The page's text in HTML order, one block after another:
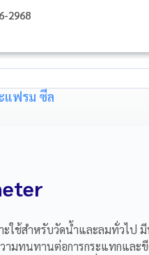
2968
แฟรม ซีล
ะใช้สำหรับวัดน้ำและลมทั่วไ
มทนทานต่อการกระแทกและ